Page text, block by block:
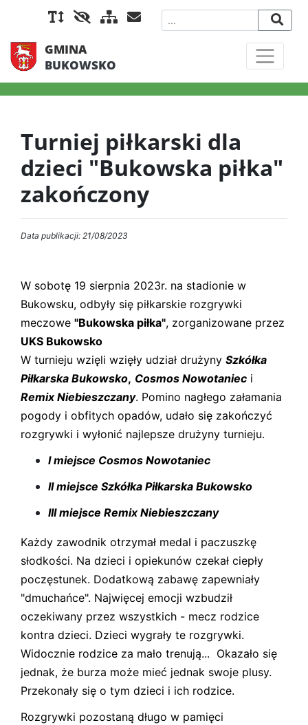
GMINA
BUKOWSKO
Turniej piłkarski dla
dzieci "Bukowska piłka"
zakończony
Data publikacji: 21/08/2023
W sobotę 19 sierpnia 2023r. na stadionie w
Bukowsku, odbyły się piłkarskie rozgrywki
meczowe "Bukowska piłka", zorganizowane przez
UKS Bukowsko
W turnieju wzięli wzięły udział drużyny Szkółka
Piłkarska Bukowsko, Cosmos Nowotaniec i
Remix Niebieszczany. Pomino nagłego załamania
pogody i obfitych opadów, udało się zakończyć
rozgrywki i wyłonić najlepsze drużyny turnieju.
I miejsce Cosmos Nowotaniec
II miejsce Szkółka Piłkarska Bukowsko
III miejsce Remix Niebieszczany
Każdy zawodnik otrzymał medal i paczuszkę
słodkości. Na dzieci i opiekunów czekał ciepły
poczęstunek. Dodatkową zabawę zapewniały
"dmuchańce". Najwięcej emocji wzbudził
oczekiwany przez wszystkich - mecz rodzice
kontra dzieci. Dzieci wygrały te rozgrywki.
Widocznie rodzice za mało trenują... Okazało się
jednak, że burza może mieć jednak swoje plusy.
Przekonały się o tym dzieci i ich rodzice.
Rozgrywki pozostaną długo w pamięci